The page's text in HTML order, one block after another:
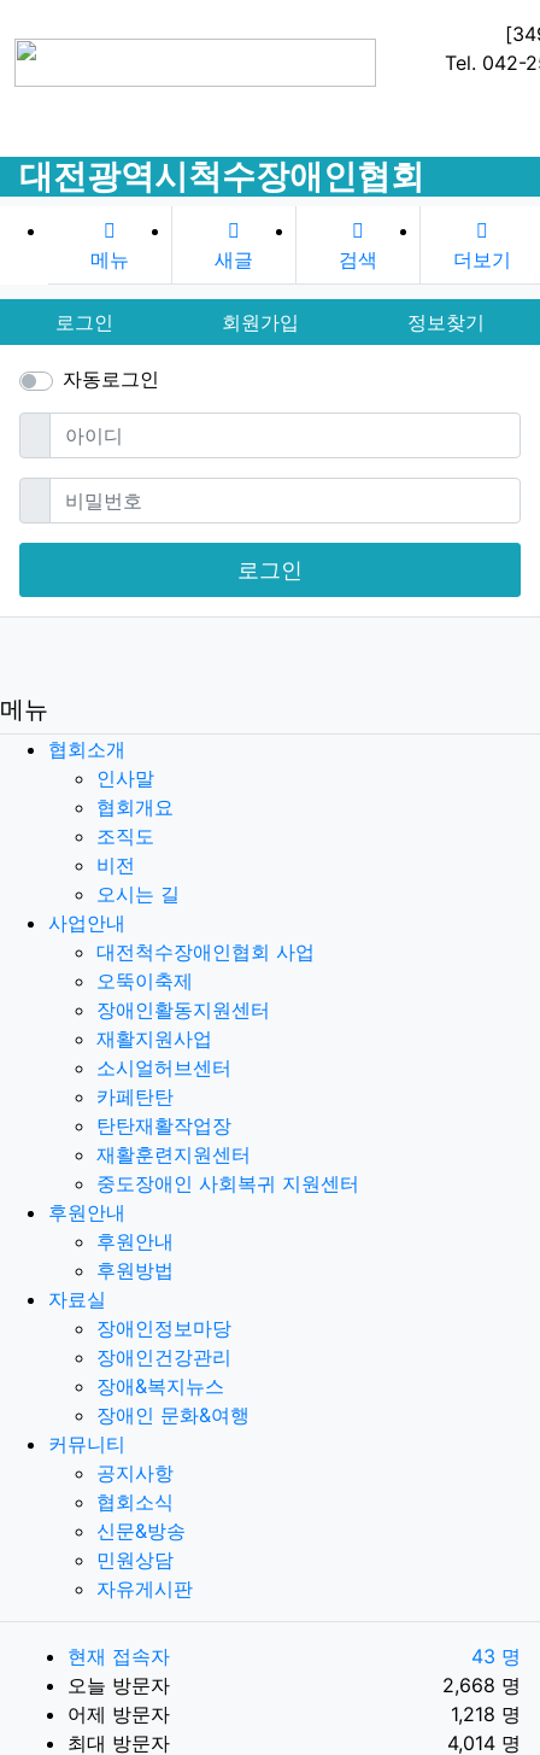
Tel. 042-
대전광역시척수장애인협회
메뉴 새글 검색 더보기
로그인 회원가입 정보찾기
자동로그인
아이디필수
비밀번호필수
로그인
메뉴
협회소개
인사말
협회개요
조직도
비전
오시는 길
사업안내
대전척수장애인협회 사업
오뚝이축제
장애인활동지원센터
재활지원사업
소시얼허브센터
카페탄탄
탄탄재활작업장
재활훈련지원센터
중도장애인 사회복귀 지원센터
후원안내
후원안내
후원방법
자료실
장애인정보마당
장애인건강관리
장애&복지뉴스
장애인 문화&여행
커뮤니티
공지사항
협회소식
신문&방송
민원상담
자유게시판
현재 접속자
43 명
오늘 방문자
2,668 명
어제 방문자
1,218 명
최대 방문자
4,014 명